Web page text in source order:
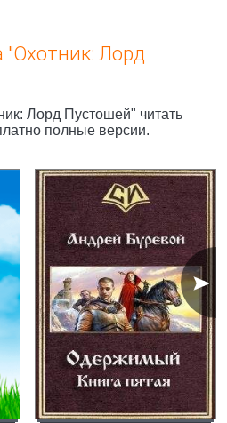
"Охотник: Лорд
Лорд Пустошей" читать
полные версии.